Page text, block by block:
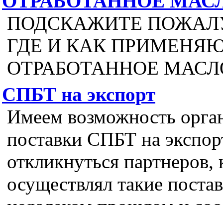
ПОДСКАЖИТЕ
ГДЕ И КАК
ОТРАБОТАННОЕ
СПБТ на экспорт
Имеем возможность
поставки СПБТ на
откликнуться партнеров,
осуществлял такие